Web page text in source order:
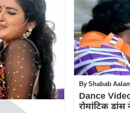
ByShabab
Dance
रोमांटिक